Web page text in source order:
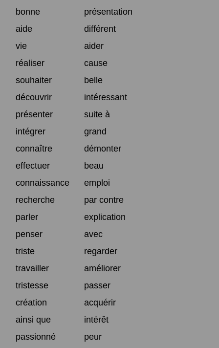
bonne
présentation
aide
différent
vie
aider
réaliser
cause
souhaiter
belle
découvrir
intéressant
présenter
suite à
intégrer
grand
connaître
démonter
effectuer
beau
connaissance
emploi
recherche
par contre
parler
explication
penser
avec
triste
regarder
travailler
améliorer
tristesse
passer
création
acquérir
ainsi que
intérêt
passionné
peur